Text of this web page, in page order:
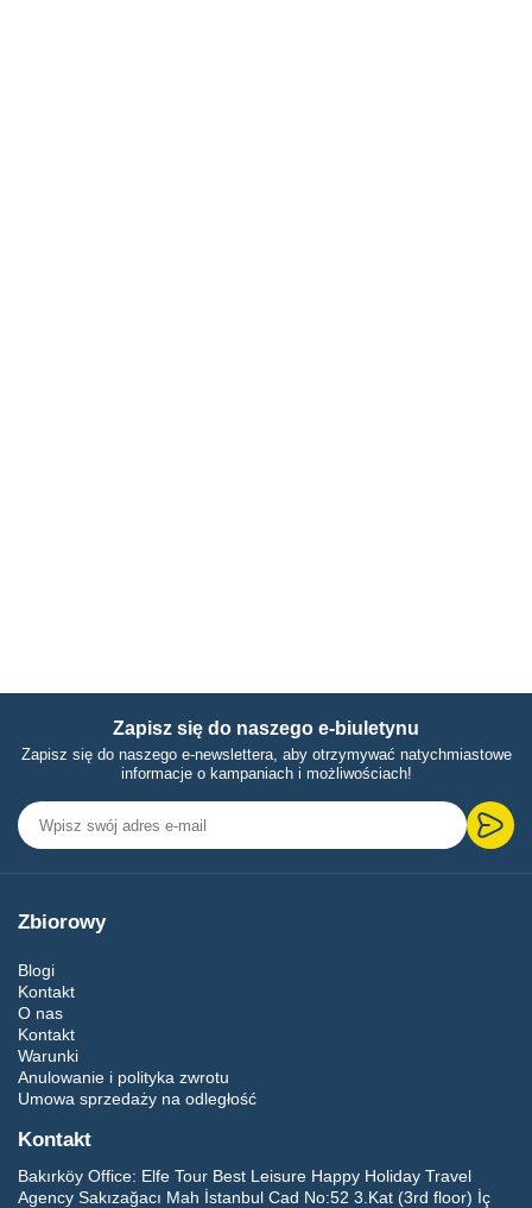
Zapisz się do naszego e-biuletynu
Zapisz się do naszego e-newslettera, aby otrzymywać natychmiastowe
informacje o kampaniach i możliwościach!
Zbiorowy
Blogi
Kontakt
O nas
Kontakt
Warunki
Anulowanie i polityka zwrotu
Umowa sprzedaży na odległość
Kontakt
Bakırköy Office: Elfe Tour Best Leisure Happy Holiday Travel
Agency Sakızağacı Mah İstanbul Cad No:52 3.Kat (3rd floor) İç